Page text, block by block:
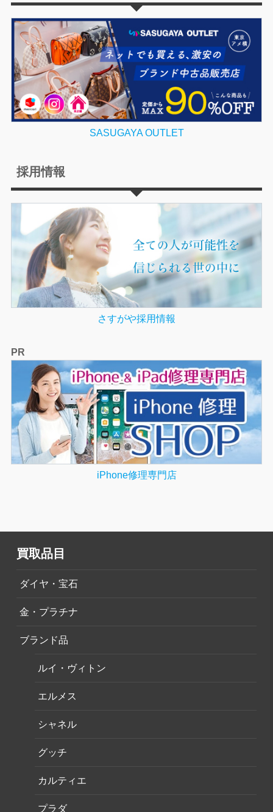
SASUGAYA OUTLET
採用情報
さすがや採用情報
PR
iPhone修理専門店
買取品目
ダイヤ・宝石
金・プラチナ
ブランド品
ルイ・ヴィトン
エルメス
シャネル
グッチ
カルティエ
プラダ